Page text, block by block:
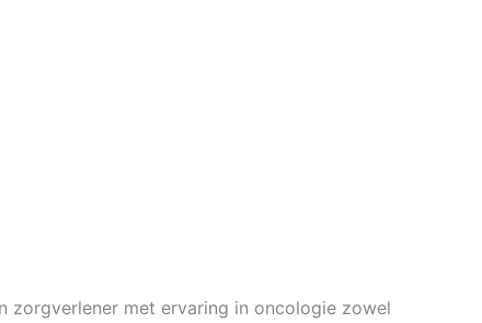
zorgverlener met ervaring in oncologie zowel